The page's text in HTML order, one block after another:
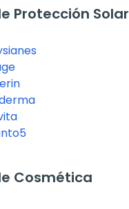
Protección Solar
Cosmética